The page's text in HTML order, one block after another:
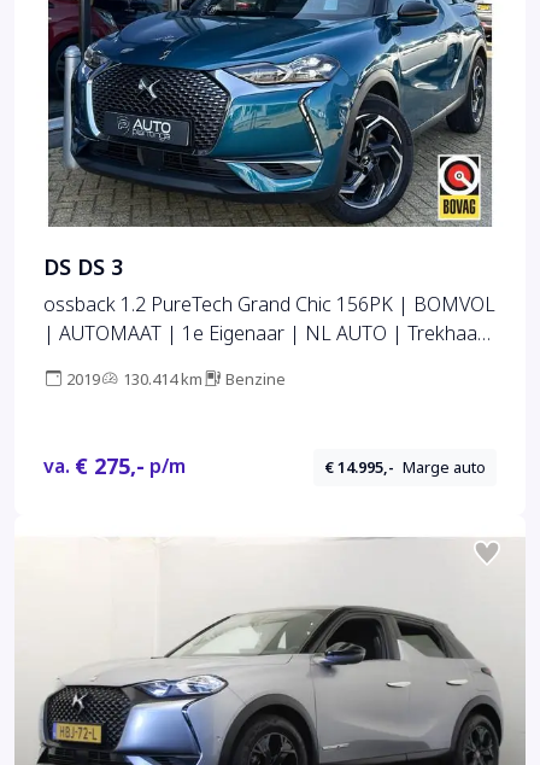
DS DS 3
ossback 1.2 PureTech Grand Chic 156PK | BOMVOL
| AUTOMAAT | 1e Eigenaar | NL AUTO | Trekhaak
Climate Control | Apdative Cruise Control | Head Up
2019 130.414 km Benzine
va. € 275,- p/m € 14.995,- Marge auto